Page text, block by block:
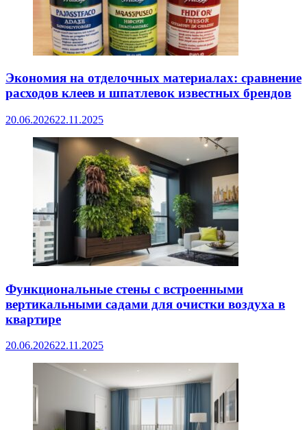
Экономия на отделочных материалах: сравнение
расходов клеев и шпатлевок известных брендов
20.06.202622.11.2025
Функциональные стены с встроенными
вертикальными садами для очистки воздуха в
квартире
20.06.202622.11.2025